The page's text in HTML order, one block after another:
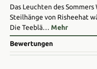
Das Leuchten des
Steilhänge von Risheehat
Die Teeblä… Mehr
Bewertungen